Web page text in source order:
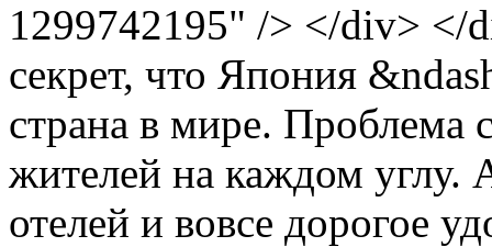
1299742195" /> </div> </
секрет, что Япония
страна в мире. Проблема
жителей на каждом углу.
отелей и вовсе дорогое